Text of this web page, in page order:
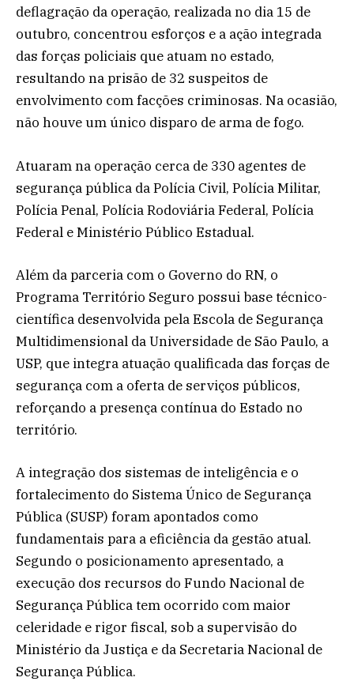
deflagração da operação, realizada no dia 15 de
outubro, concentrou esforços e a ação integrada
das forças policiais que atuam no estado,
resultando na prisão de 32 suspeitos de
envolvimento com facções criminosas. Na ocasião,
não houve um único disparo de arma de fogo.
Atuaram na operação cerca de 330 agentes de
segurança pública da Polícia Civil, Polícia Militar,
Polícia Penal, Polícia Rodoviária Federal, Polícia
Federal e Ministério Público Estadual.
Além da parceria com o Governo do RN, o
Programa Território Seguro possui base técnico-
científica desenvolvida pela Escola de Segurança
Multidimensional da Universidade de São Paulo, a
USP, que integra atuação qualificada das forças de
segurança com a oferta de serviços públicos,
reforçando a presença contínua do Estado no
território.
A integração dos sistemas de inteligência e o
fortalecimento do Sistema Único de Segurança
Pública (SUSP) foram apontados como
fundamentais para a eficiência da gestão atual.
Segundo o posicionamento apresentado, a
execução dos recursos do Fundo Nacional de
Segurança Pública tem ocorrido com maior
celeridade e rigor fiscal, sob a supervisão do
Ministério da Justiça e da Secretaria Nacional de
Segurança Pública.